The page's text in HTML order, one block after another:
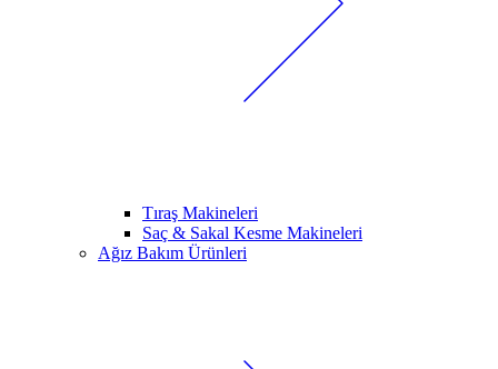
Tıraş Makineleri
Saç & Sakal Kesme Makineleri
Ağız Bakım Ürünleri